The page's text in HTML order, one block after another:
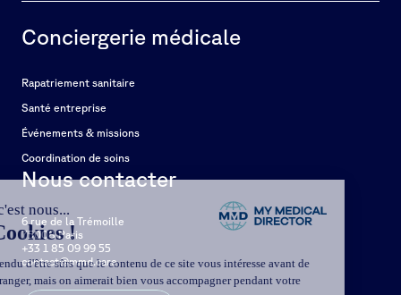
Conciergerie médicale
Rapatriement sanitaire
Santé entreprise
Événements & missions
Coordination de soins
Nous contacter
6 rue de la Trémoille
75008 Paris
+33 1 85 09 99 55
contact@mmd.care